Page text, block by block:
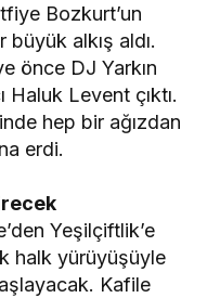
Bozkurt’un
alkış aldı.
önce DJ Yarkın
Haluk Levent çıktı.
hep bir ağızdan
erdi.
Yeşilçiftlik’e
halk yürüyüşüyle
Kafile